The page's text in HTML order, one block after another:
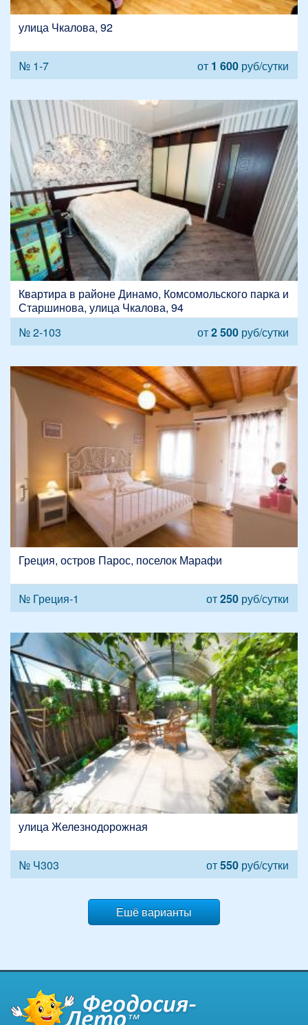
улица Чкалова, 92
№ 1-7 от 1 600 руб/сутки
Квартира в районе Динамо, Комсомольского парка и
Старшинова, улица Чкалова, 94
№ 2-103
от2 500 руб/сутки
Греция, остров Парос, поселок Марафи
№ Греция-1 от250 руб/сутки
улица Железнодорожная
№ Ч303 от550 руб/сутки
Ешё варианты